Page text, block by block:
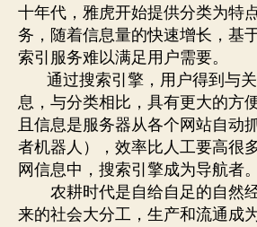
十年代，雅虎开始提供分类为特
务，随着信息量的快速增长，基
索引服务难以满足用户需要。
通过搜索引擎，用户得到与关
息，与分类相比，具有更大的方
且信息是服务器从各个网站自动
者机器人），效率比人工要高很
网信息中，搜索引擎成为导航者。
农耕时代是自给自足的自然
来的社会大分工，生产和流通成